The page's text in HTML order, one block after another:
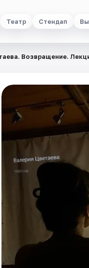
Театр Стендап
Возвращение.